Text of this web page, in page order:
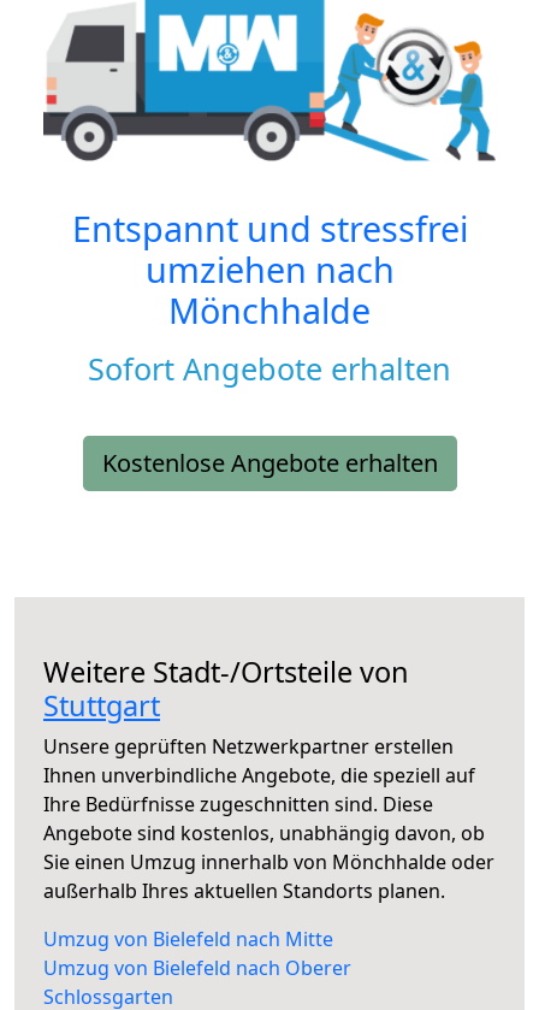
Entspannt und stressfrei
umziehen nach
Mönchhalde
Sofort Angebote erhalten
Kostenlose Angebote erhalten
Weitere Stadt-/Ortsteile von
Stuttgart
Unsere geprüften Netzwerkpartner erstellen
Ihnen unverbindliche Angebote, die speziell auf
Ihre Bedürfnisse zugeschnitten sind. Diese
Angebote sind kostenlos, unabhängig davon, ob
Sie einen Umzug innerhalb von Mönchhalde oder
außerhalb Ihres aktuellen Standorts planen.
Umzug von Bielefeld nach Mitte
Umzug von Bielefeld nach Oberer
Schlossgarten